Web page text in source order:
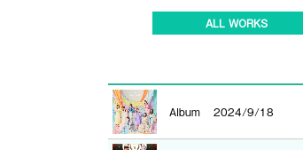
ALL WORKS
Album 2024/9/18